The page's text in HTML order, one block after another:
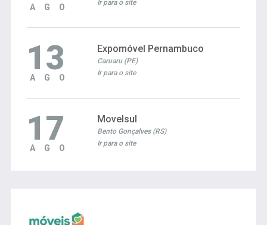
AGO Ir para o site
13
AGO
Expomóvel Pernambuco
Caruaru (PE)
Ir para o site
17
AGO
Movelsul
Bento Gonçalves (RS)
Ir para o site